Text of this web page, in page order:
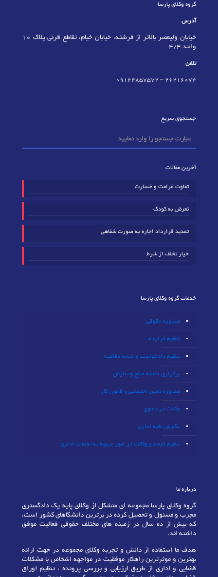
گروه وکلای پارسا
آدرس
خیابان ولیعصر بالاتر از فرشته، خیابان خیام، تقاطع قرنی پلاک 10
واحد 4/4
تلفن
٢٦٢١٦٠٧٤ –
09124857572
جستجوی سریع
آخرین مقالات
تفاوت غرامت و خسارت
تعرض به کودک
تمدید قرارداد اجاره به صورت شفاهی
خیار تخلف از شرط
خدمات گروه وکلای پارسا
مشاوره حقوقی
تنظیم قرارداد
تنظیم دادخواست و لایحه دفاعیه
برگزاری جلسه صلح و سازش
مشاوره تامین اجتماعی و قانون کار
وکالت در دعاوی
نگارش نامه اداری
تنظیم لایحه و وکالت در امور مربوط به تخلفات اداری
درباره ما
گروه وکلای پارسا مجموعه ای متشکل از وکلای پایه یک دادگستری
مجرب و مسئول و تحصیل کرده در برترین دانشگاهای کشور است،
که بیش از ده سال در زمینه های مختلف حقوقی فعالیت موفق
داشته اند.
هدف ما استفاده از دانش و تجربه وکلای مجموعه در جهت ارائه
بهترین و موثرترین راهکار موفقیت در مواجهه اشخاص با مشکلات
قضایی و اداری از طریق ارزیابی و بررسی پرونده ، تنظیم اوراق